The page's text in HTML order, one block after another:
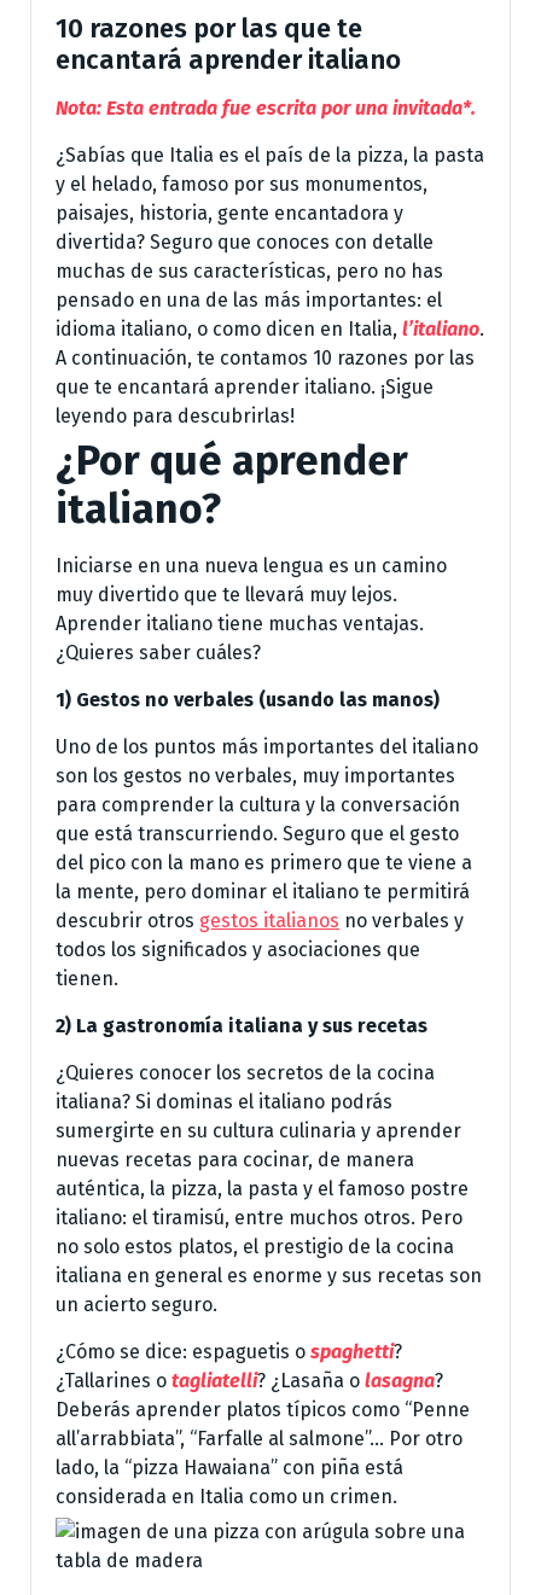
10 razones por las que te
encantará aprender italiano
Nota: Esta entrada fue escrita por una invitada*.
¿Sabías que Italia es el país de la pizza, la pasta
y el helado, famoso por sus monumentos,
paisajes, historia, gente encantadora y
divertida? Seguro que conoces con detalle
muchas de sus características, pero no has
pensado en una de las más importantes: el
idioma italiano, o como dicen en Italia, l’italiano.
A continuación, te contamos 10 razones por las
que te encantará aprender italiano. ¡Sigue
leyendo para descubrirlas!
¿Por qué aprender
italiano?
Iniciarse en una nueva lengua es un camino
muy divertido que te llevará muy lejos.
Aprender italiano tiene muchas ventajas.
¿Quieres saber cuáles?
1) Gestos no verbales (usando las manos)
Uno de los puntos más importantes del italiano
son los gestos no verbales, muy importantes
para comprender la cultura y la conversación
que está transcurriendo. Seguro que el gesto
del pico con la mano es primero que te viene a
la mente, pero dominar el italiano te permitirá
descubrir otros gestos italianos no verbales y
todos los significados y asociaciones que
tienen.
2) La gastronomía italiana y sus recetas
¿Quieres conocer los secretos de la cocina
italiana? Si dominas el italiano podrás
sumergirte en su cultura culinaria y aprender
nuevas recetas para cocinar, de manera
auténtica, la pizza, la pasta y el famoso postre
italiano: el tiramisú, entre muchos otros. Pero
no solo estos platos, el prestigio de la cocina
italiana en general es enorme y sus recetas son
un acierto seguro.
¿Cómo se dice: espaguetis o spaghetti?
¿Tallarines o tagliatelli? ¿Lasaña o lasagna?
Deberás aprender platos típicos como “Penne
all’arrabbiata”, “Farfalle al salmone”… Por otro
lado, la “pizza Hawaiana” con piña está
considerada en Italia como un crimen.